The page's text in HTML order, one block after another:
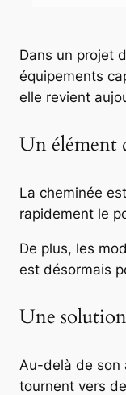
Dans un projet
équipements
elle revient
Un élément
La cheminée
rapidement le
De plus, les
est désormais
Une
Au-delà de son
tournent vers